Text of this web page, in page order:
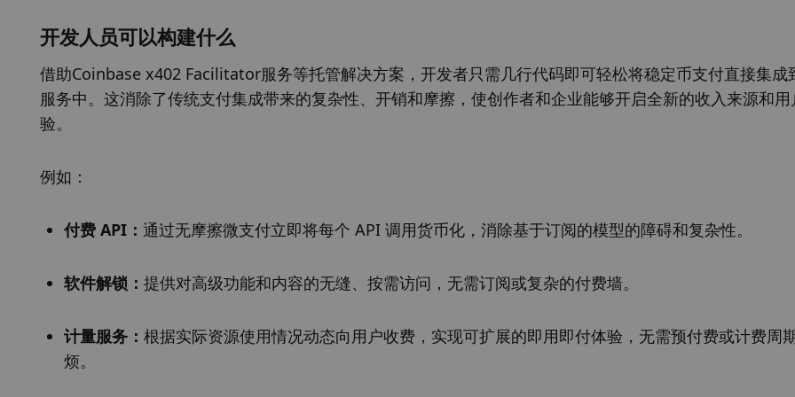
开发人员可以构建什么
借助Coinbase x402 Facilitator服务等托管解决方案，开发者只需几行代码即可轻松将稳定币支付直接集成
服务中。这消除了传统支付集成带来的复杂性、开销和摩擦，使创作者和企业能够开启全新的收入来源和用
验。
例如：
付费 API： 通过无摩擦微支付立即将每个 API 调用货币化，消除基于订阅的模型的障碍和复杂性。
软件解锁： 提供对高级功能和内容的无缝、按需访问，无需订阅或复杂的付费墙。
计量服务： 根据实际资源使用情况动态向用户收费，实现可扩展的即用即付体验，无需预付费或计费周
烦。